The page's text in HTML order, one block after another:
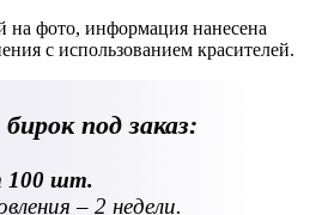
на фото, информация нанесена
с использованием красителей.
под заказ:
100 шт.
– 2 недели.